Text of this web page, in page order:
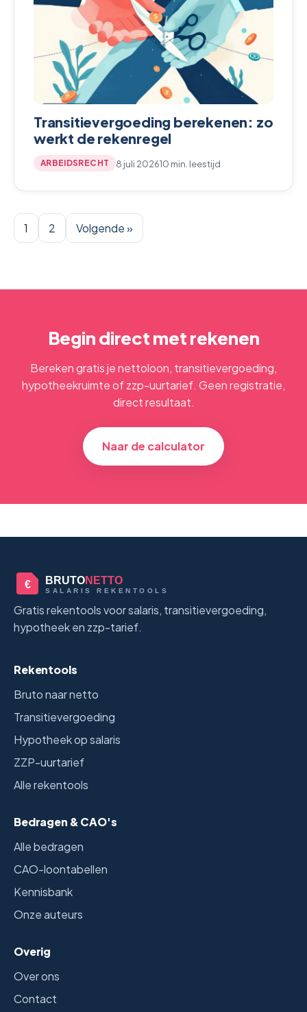
Transitievergoeding berekenen: zo
werkt de rekenregel
ARBEIDSRECHT 8 juli 202610 min. leestijd
1 2 Volgende »
Begin direct met rekenen
Bereken gratis je nettoloon, transitievergoeding,
hypotheekruimte of zzp-uurtarief. Geen registratie,
direct resultaat.
Naar de calculator
€ BRUTONETTO
SALARIS REKENTOOLS
Gratis rekentools voor salaris, transitievergoeding,
hypotheek en zzp-tarief.
Rekentools
Bruto naar netto
Transitievergoeding
Hypotheek op salaris
ZZP-uurtarief
Alle rekentools
Bedragen & CAO's
Alle bedragen
CAO-loontabellen
Kennisbank
Onze auteurs
Overig
Over ons
Contact